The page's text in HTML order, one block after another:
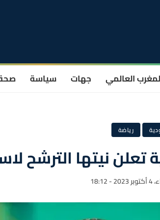
العالمي جهات سياسة
· رياضة
نيتها الترشح
18:12